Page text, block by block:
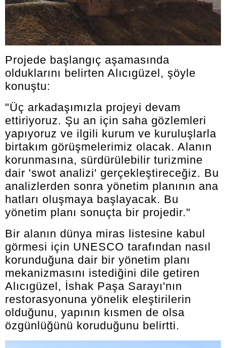
Projede başlangıç aşamasında
olduklarını belirten Alıcıgüzel, şöyle
konuştu:
"Üç arkadaşımızla projeyi devam
ettiriyoruz. Şu an için saha gözlemleri
yapıyoruz ve ilgili kurum ve kuruluşlarla
birtakım görüşmelerimiz olacak. Alanın
korunmasına, sürdürülebilir turizmine
dair 'swot analizi' gerçekleştireceğiz. Bu
analizlerden sonra yönetim planının ana
hatları oluşmaya başlayacak. Bu
yönetim planı sonuçta bir projedir."
Bir alanın dünya miras listesine kabul
görmesi için UNESCO tarafından nasıl
korunduğuna dair bir yönetim planı
mekanizmasını istediğini dile getiren
Alıcıgüzel, İshak Paşa Sarayı'nın
restorasyonuna yönelik eleştirilerin
olduğunu, yapının kısmen de olsa
özgünlüğünü koruduğunu belirtti.